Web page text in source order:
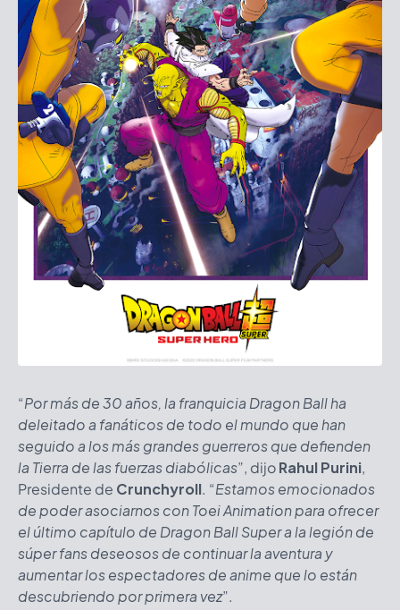
“Por más de 30 años, la franquicia Dragon Ball ha
deleitado a fanáticos de todo el mundo que han
seguido a los más grandes guerreros que defienden
la Tierra de las fuerzas diabólicas”, dijoRahul Purini,
Presidente de Crunchyroll. “Estamos emocionados
de poder asociarnos con Toei Animation para ofrecer
el último capítulo de Dragon Ball Super a la legión de
súper fans deseosos de continuar la aventura y
aumentar los espectadores de anime que lo están
descubriendo por primera vez”.